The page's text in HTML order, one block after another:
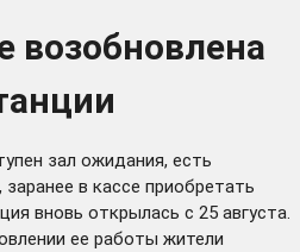
возобновлена
зал ожидания, есть
в кассе приобретать
вновь открылась с 25 августа.
ее работы жители